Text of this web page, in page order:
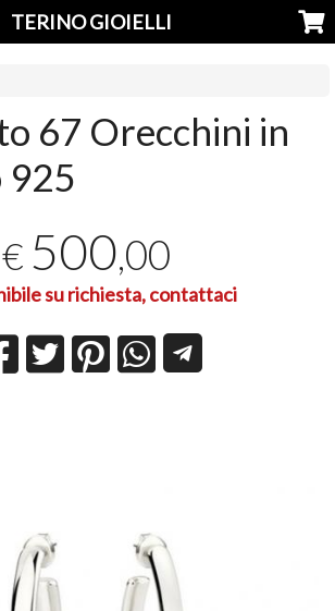
TERINO GIOIELLI
67 Orecchini in
925
€ 500,00
su richiesta, contattaci